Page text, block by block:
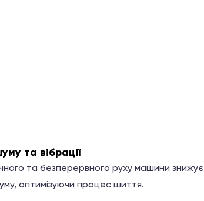
та вібрації
та безперервного руху машини знижує
оптимізуючи процес шиття.